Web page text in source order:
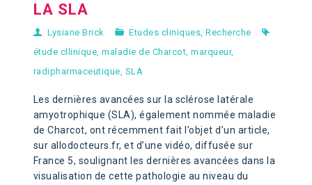
LA SLA
Lysiane Brick Etudes cliniques,Recherche
étude cllinique,maladie de Charcot,marqueur,
radipharmaceutique, SLA
Les dernières avancées sur la sclérose latérale
amyotrophique (SLA), également nommée maladie
de Charcot, ont récemment fait l’objet d’un article,
sur allodocteurs.fr, et d’une vidéo, diffusée sur
France 5, soulignant les dernières avancées dans la
visualisation de cette pathologie au niveau du